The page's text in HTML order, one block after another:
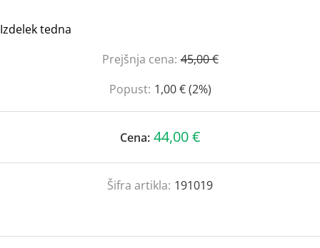
Izdelek tedna
Prejšnja cena: 45,00 €
Popust: 1,00 € (2%)
Cena: 44,00 €
Šifra artikla: 191019